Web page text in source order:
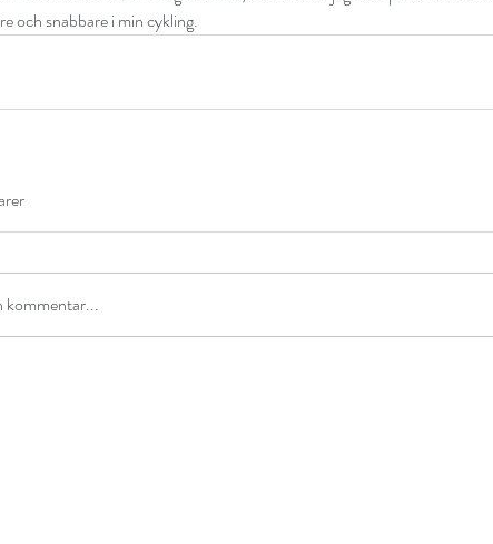
och snabbare i min cykling.
kommentar...